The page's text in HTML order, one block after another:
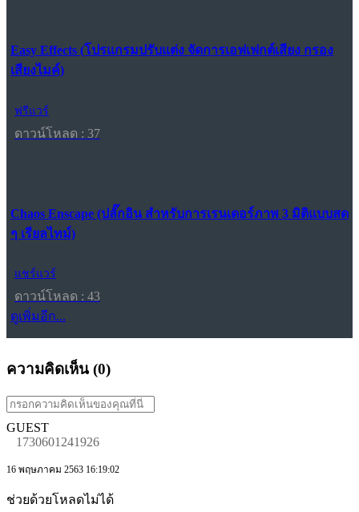
Easy Effects (โปรแกรมปรับแต่ง จัดการเอฟเฟกต์เสียง กรอง
เสียงไมค์)
ฟรีแวร์
ดาวน์โหลด : 37
Chaos Enscape (ปลั๊กอิน สำหรับการเรนเดอร์ภาพ 3 มิติแบบสด
ๆ เรียลไทม์)
แชร์แวร์
ดาวน์โหลด : 43
ดูเพิ่มอีก...
ความคิดเห็น (0)
GUEST
1730601241926
16 พฤษภาคม 2563 16:19:02
ช่วยด้วยโหลดไม่ได้